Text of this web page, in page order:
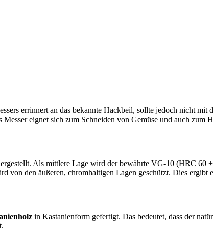
errinnert an das bekannte Hackbeil, sollte jedoch nicht
eignet sich zum Schneiden von Gemüse und auch
Als mittlere Lage wird der bewährte VG-10 (HRC 60
von den äußeren, chromhaltigen Lagen geschützt. Dies
in Kastanienform gefertigt. Das bedeutet, dass der